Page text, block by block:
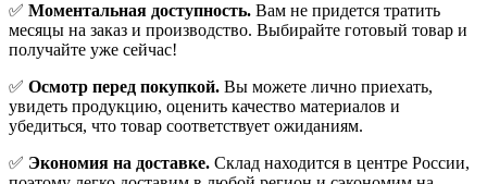
✅ Моментальная доступность. Вам не придется тратить
месяцы на заказ и производство. Выбирайте готовый товар и
получайте уже сейчас!
✅ Осмотр перед покупкой. Вы можете лично приехать,
увидеть продукцию, оценить качество материалов и
убедиться, что товар соответствует ожиданиям.
✅ Экономия на доставке. Склад находится в центре России,